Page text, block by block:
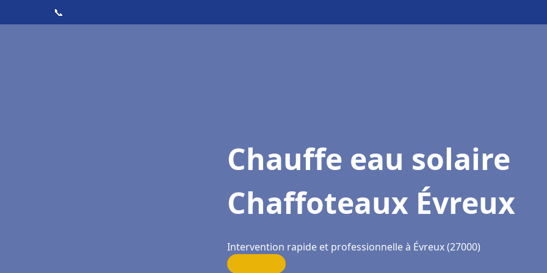
📞
Chauffe eau solaire
Chaffoteaux Évreux
Intervention rapide et professionnelle à Évreux (27000)